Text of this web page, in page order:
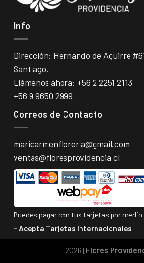
Info
Dirección: Hernando de Aguirre
Santiago.
Llámenos ahora: +56 2 2251 2113
+56 9 9650 2999
Correos de Contacto
maricarmenfloreria@gmail.com
ventas@floresprovidencia.cl
Puedes pagar con tus tarjetas por medio
– Acepta Tarjetas Internacionales
2026 | Flores